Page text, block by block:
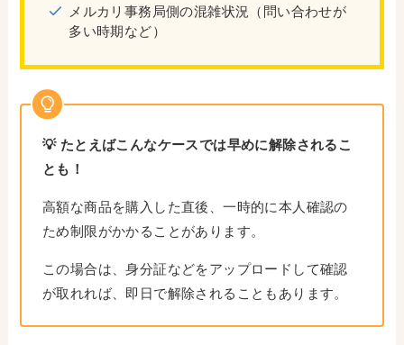
メルカリ事務局側の混雑状況（問い合わせが
多い時期など）
💡 たとえばこんなケースでは早めに解除されるこ
とも！
高額な商品を購入した直後、一時的に本人確認の
ため制限がかかることがあります。
この場合は、身分証などをアップロードして確認
が取れれば、即日で解除されることもあります。